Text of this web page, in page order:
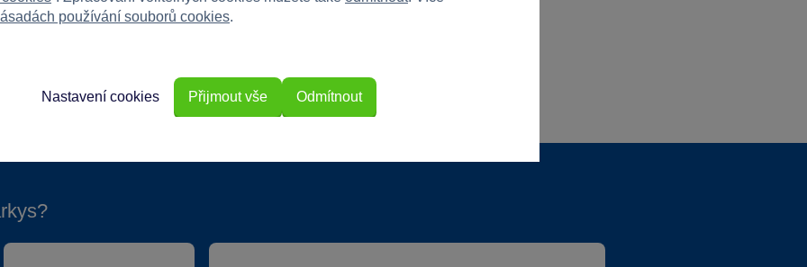
používání souborů cookies.
Odmítnout
Nastavení cookies Přijmout vše